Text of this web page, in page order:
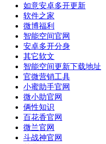
如意安卓多开更新
软件之家
微博福利
智能空间官网
安卓多开分身
其它软文
智能空间更新下载地址
官微营销工具
小蜜助手官网
微小助官网
俩性知识
百花香官网
微兰官网
斗战神官网